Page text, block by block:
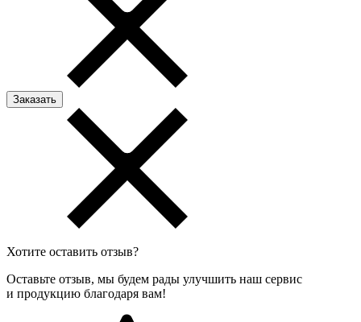
Хотите оставить отзыв?
Оставьте отзыв, мы будем рады улучшить наш сервис
и продукцию благодаря вам!